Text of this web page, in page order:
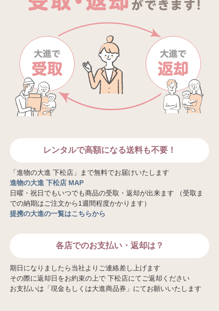
レンタルで高額になる送料も不要！
「進物の大進 下松店」まで無料でお届けいたします
進物の大進 下松店 MAP
日曜・祝日でもいつでも商品の受取・返却が出来ます （受取ま
での納期はご注文から1週間程度かかります）
提携の大進の一覧はこちらから
各店でのお支払い・返却は？
期日になりましたら当社よりご連絡差し上げます
その際に返却日をお約束の上で 下松店にてご返却ください
お支払いは「現金もしくは大進商品券」にてお願いいたします